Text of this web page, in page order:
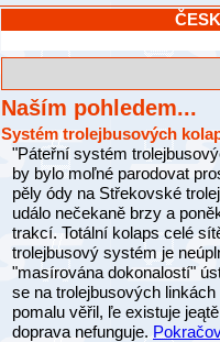
Naším pohledem...
Systém trolejbusových
"Páteřní systém
by bylo moľné parodovat
pěly ódy na Střekovské
událo nečekaně brzy a
trakcí. Totální kolaps celé
trolejbusový systém je
"masírována dokonalostí"
se na trolejbusových
pomalu věřil, ľe existuje
doprava nefunguje.